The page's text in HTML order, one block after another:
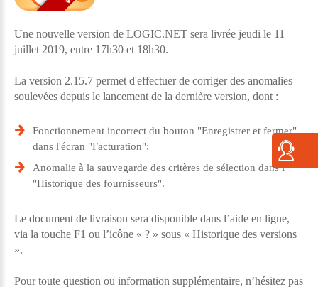
Une nouvelle version de LOGIC.NET sera livrée jeudi le 11
juillet 2019, entre 17h30 et 18h30.
La version 2.15.7 permet d'effectuer de corriger des anomalies
soulevées depuis le lancement de la dernière version, dont :
Fonctionnement incorrect du bouton "Enregistrer et fermer"
dans l'écran "Facturation";
Anomalie à la sauvegarde des critères de sélection dans l'
"Historique des fournisseurs".
Le document de livraison sera disponible dans l’aide en ligne,
via la touche F1 ou l’icône « ? » sous « Historique des versions
».
Pour toute question ou information supplémentaire, n’hésitez pas